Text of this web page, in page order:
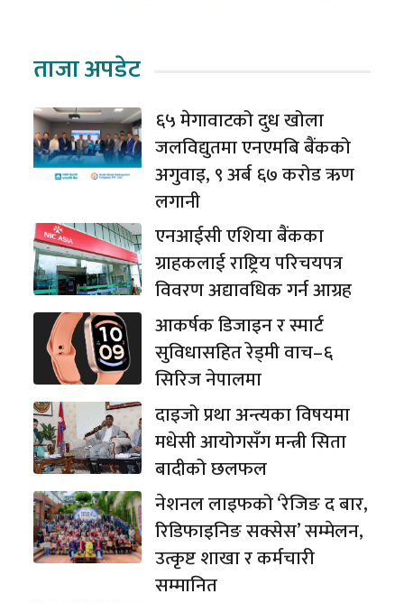
ताजा अपडेट
६५ मेगावाटको दुध खोला
जलविद्युतमा एनएमबि बैंकको
अगुवाइ, ९ अर्ब ६७ करोड ऋण
लगानी
एनआईसी एशिया बैंकका
ग्राहकलाई राष्ट्रिय परिचयपत्र
विवरण अद्यावधिक गर्न आग्रह
आकर्षक डिजाइन र स्मार्ट
सुविधासहित रेड्मी वाच–६
सिरिज नेपालमा
दाइजो प्रथा अन्त्यका विषयमा
मधेसी आयोगसँग मन्त्री सिता
बादीको छलफल
नेशनल लाइफको ‘रेजिङ द बार,
रिडिफाइनिङ सक्सेस’ सम्मेलन,
उत्कृष्ट शाखा र कर्मचारी
सम्मानित